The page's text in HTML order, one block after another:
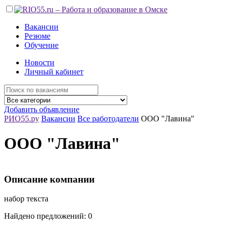
Вакансии
Резюме
Обучение
Новости
Личный кабинет
Добавить объявление
РИО55.ру Вакансии Все работодатели ООО "Лавина"
ООО "Лавина"
Описание компании
набор текста
Найдено предложений: 0